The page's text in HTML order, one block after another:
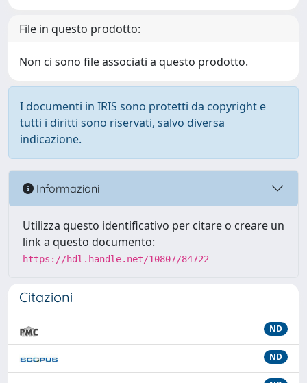
File in questo prodotto:
Non ci sono file associati a questo prodotto.
I documenti in IRIS sono protetti da copyright e
tutti i diritti sono riservati, salvo diversa
indicazione.
Informazioni
Utilizza questo identificativo per citare o creare un
link a questo documento:
https://hdl.handle.net/10807/84722
Citazioni
ND
ND